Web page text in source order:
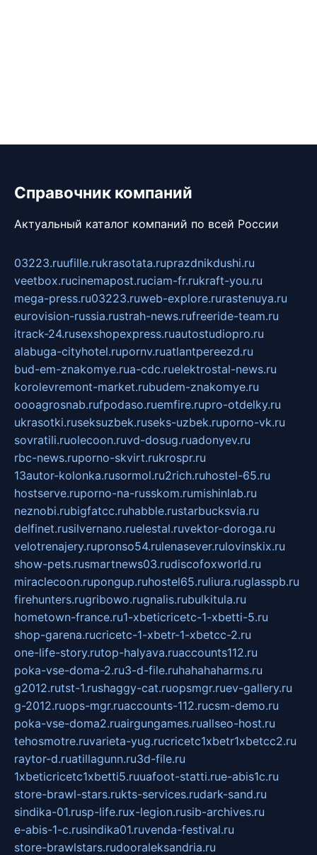
Справочник компаний
Актуальный каталог компаний по всей России
03223.ruufille.rukrasotata.ruprazdnikdushi.ru
veetbox.rucinemapost.ruciam-fr.rukraft-you.ru
mega-press.ru03223.ruweb-explore.rurastenuya.ru
eurovision-russia.rustrah-news.rufreeride-team.ru
itrack-24.rusexshopexpress.ruautostudiopro.ru
alabuga-cityhotel.rupornv.ruatlantpereezd.ru
bud-em-znakomye.rua-cdc.ruelektrostal-news.ru
korolevremont-market.rubudem-znakomye.ru
oooagrosnab.rufpodaso.ruemfire.rupro-otdelky.ru
ukrasotki.ruseksuzbek.ruseks-uzbek.ruporno-vk.ru
sovratili.ruolecoon.ruvd-dosug.ruadonyev.ru
rbc-news.ruporno-skvirt.rukrospr.ru
13autor-kolonka.rusormol.ru2rich.ruhostel-65.ru
hostserve.ruporno-na-russkom.rumishinlab.ru
neznobi.rubigfatcc.ruhabble.rustarbucksvia.ru
delfinet.rusilvernano.ruelestal.ruvektor-doroga.ru
velotrenajery.rupronso54.rulenasever.rulovinskix.ru
show-pets.rusmartnews03.rudiscofoxworld.ru
miraclecoon.rupongup.ruhostel65.ruliura.ruglasspb.ru
firehunters.rugribowo.rugnalis.rubulkitula.ru
hometown-france.ru1-xbeticricetc-1-xbetti-5.ru
shop-garena.rucricetc-1-xbetr-1-xbetcc-2.ru
one-life-story.rutop-halyava.ruaccounts112.ru
poka-vse-doma-2.ru3-d-file.ruhahahaharms.ru
g2012.rutst-1.rushaggy-cat.ruopsmgr.ruev-gallery.ru
g-2012.ruops-mgr.ruaccounts-112.rucsm-demo.ru
poka-vse-doma2.ruairgungames.ruallseo-host.ru
tehosmotre.ruvarieta-yug.rucricetc1xbetr1xbetcc2.ru
raytor-d.ruatillagunn.ru3d-file.ru
1xbeticricetc1xbetti5.ruuafoot-statti.rue-abis1c.ru
store-brawl-stars.rukts-services.rudark-sand.ru
sindika-01.rusp-life.rux-legion.rusib-archives.ru
e-abis-1-c.rusindika01.ruvenda-festival.ru
store-brawlstars.rudooraleksandria.ru